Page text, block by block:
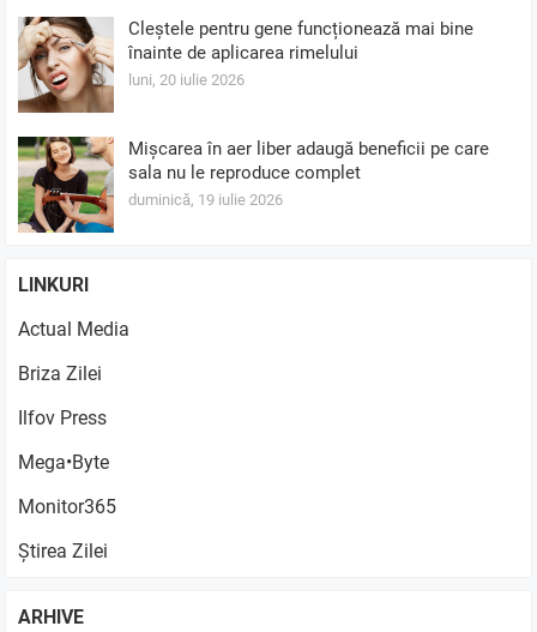
Cleștele pentru gene funcționează mai bine
înainte de aplicarea rimelului
luni, 20 iulie 2026
Mișcarea în aer liber adaugă beneficii pe care
sala nu le reproduce complet
duminică, 19 iulie 2026
LINKURI
Actual Media
Briza Zilei
Ilfov Press
Mega•Byte
Monitor365
Știrea Zilei
ARHIVE